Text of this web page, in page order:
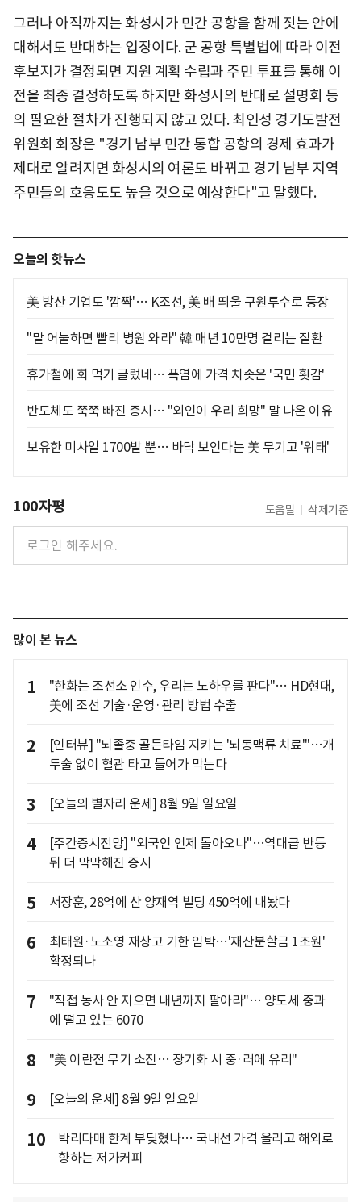
그러나 아직까지는 화성시가 민간 공항을 함께 짓는 안에
대해서도 반대하는 입장이다. 군 공항 특별법에 따라 이전
후보지가 결정되면 지원 계획 수립과 주민 투표를 통해 이
전을 최종 결정하도록 하지만 화성시의 반대로 설명회 등
의 필요한 절차가 진행되지 않고 있다. 최인성 경기도발전
위원회 회장은 "경기 남부 민간 통합 공항의 경제 효과가
제대로 알려지면 화성시의 여론도 바뀌고 경기 남부 지역
주민들의 호응도도 높을 것으로 예상한다"고 말했다.
오늘의 핫뉴스
美 방산 기업도 '깜짝'… K조선, 美 배 띄울 구원투수로 등장
"말 어눌하면 빨리 병원 와라" 韓 매년 10만명 걸리는 질환
휴가철에 회 먹기 글렀네… 폭염에 가격 치솟은 '국민 횟감'
반도체도 쭉쭉 빠진 증시… "외인이 우리 희망" 말 나온 이유
보유한 미사일 1700발 뿐… 바닥 보인다는 美 무기고 '위태'
100자평 도움말 삭제기준
많이 본 뉴스
1
"한화는 조선소 인수, 우리는 노하우를 판다"… HD현대,
美에 조선 기술·운영·관리 방법 수출
2
[인터뷰] "뇌졸중 골든타임 지키는 '뇌동맥류 치료'"…개
두술 없이 혈관 타고 들어가 막는다
3 [오늘의 별자리 운세] 8월 9일 일요일
4
[주간증시전망] "외국인 언제 돌아오나"…역대급 반등
뒤 더 막막해진 증시
5 서장훈, 28억에 산 양재역 빌딩 450억에 내놨다
6
최태원·노소영 재상고 기한 임박…'재산분할금 1조원'
확정되나
7
"직접 농사 안 지으면 내년까지 팔아라"… 양도세 중과
에 떨고 있는 6070
8 "美 이란전 무기 소진… 장기화 시 중·러에 유리"
9 [오늘의 운세] 8월 9일 일요일
10
박리다매 한계 부딪혔나… 국내선 가격 올리고 해외로
향하는 저가커피